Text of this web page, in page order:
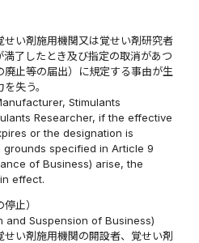
せい剤施用機関又は覚せい剤研究者
了したとき及び指定の取消があつ
止等の届出）に規定する事由が生
失う。
Stimulants
Researcher, if the effective
or the designation is
specified in Article 9
of Business) arise, the
effect.
止）
and Suspension of Business)
せい剤施用機関の開設者、覚せい剤